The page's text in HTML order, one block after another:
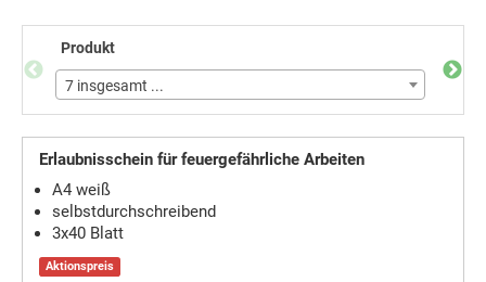
Produkt
7 insgesamt ...
Erlaubnisschein für feuergefährliche Arbeiten
A4 weiß
selbstdurchschreibend
3x40 Blatt
Aktionspreis